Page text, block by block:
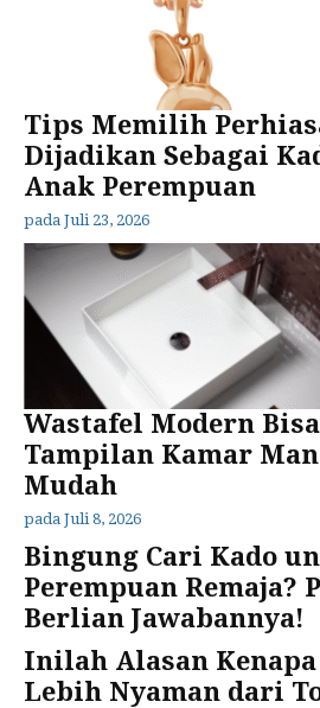
Tips Memilih
Dijadikan Sebagai
Anak Perempuan
pada Juli 23, 2026
Wastafel Modern
Tampilan Kamar
Mudah
pada Juli 8, 2026
Bingung Cari Kado
Perempuan Remaja?
Berlian Jawabannya!
Inilah Alasan
Lebih Nyaman dari